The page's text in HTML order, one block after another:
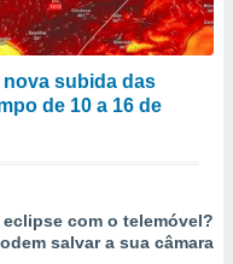
nova subida das
de 10 a 16 de
com o telemóvel?
salvar a sua câmara